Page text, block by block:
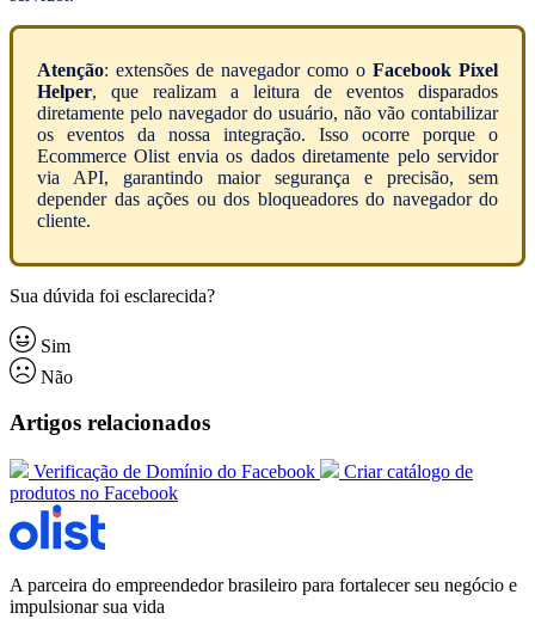
Atenção: extensões de navegador como o Facebook Pixel
Helper, que realizam a leitura de eventos disparados
diretamente pelo navegador do usuário, não vão contabilizar
os eventos da nossa integração. Isso ocorre porque o
Ecommerce Olist envia os dados diretamente pelo servidor
via API, garantindo maior segurança e precisão, sem
depender das ações ou dos bloqueadores do navegador do
cliente.
Sua dúvida foi esclarecida?
Sim
Não
Artigos relacionados
Verificação de Domínio do Facebook
Criar catálogo de
produtos no Facebook
A parceira do empreendedor brasileiro para fortalecer seu negócio e
impulsionar sua vida